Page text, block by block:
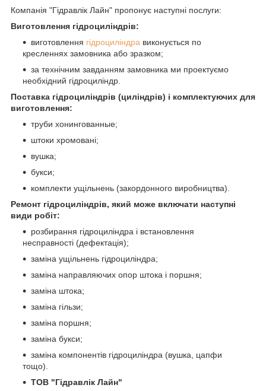
Компанія "Гідравлік Лайн" пропонує наступні послуги:
Виготовлення гідроциліндрів:
виготовлення гідроциліндра виконується по
кресленнях замовника або зразком;
за технічним завданням замовника ми проектуємо
необхідний гідроциліндр.
Поставка гідроциліндрів (циліндрів) і комплектуючих для
виготовлення:
труби хонингованные;
штоки хромовані;
вушка;
букси;
комплекти ущільнень (закордонного виробництва).
Ремонт гідроциліндрів, який може включати наступні
види робіт:
розбирання гідроциліндра і встановлення
несправності (дефектація);
заміна ущільнень гідроциліндра;
заміна направляючих опор штока і поршня;
заміна штока;
заміна гільзи;
заміна поршня;
заміна букси;
заміна компонентів гідроциліндра (вушка, цапфи
тощо).
ТОВ "Гідравлік Лайн"